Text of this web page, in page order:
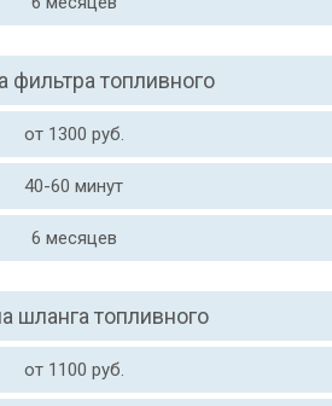
фильтра топливного
от 1300 руб.
40-60 минут
6 месяцев
шланга топливного
от 1100 руб.